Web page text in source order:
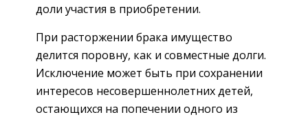
доли участия в приобретении.
При расторжении брака имущество
делится поровну, как и совместные долги.
Исключение может быть при сохранении
интересов несовершеннолетних детей,
остающихся на попечении одного из